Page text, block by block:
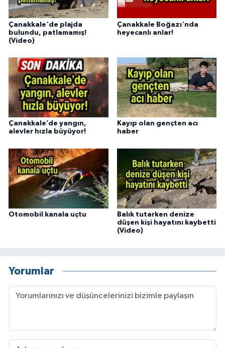
Çanakkale'de plajda
bulundu, patlamamış!
(Video)
Çanakkale Boğazı'nda
heyecanlı anlar!
Çanakkale’de yangın,
alevler hızla büyüyor!
Kayıp olan gençten acı
haber
Otomobil kanala uçtu
Balık tutarken denize
düşen kişi hayatını kaybetti
(Video)
Yorumlar